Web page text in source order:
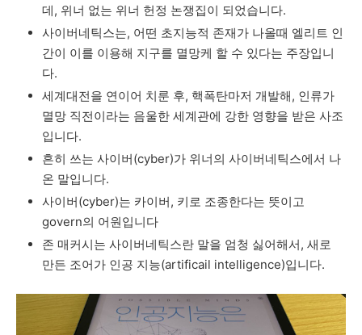
데, 위너 없는 위너 헌정 논쟁집이 되었습니다.
사이버네틱스는, 어떤 초지능적 존재가 나올때 엘리트 인
간이 이를 이용해 지구를 멸망케 할 수 있다는 주장입니
다.
세계대전을 연이어 치룬 후, 핵폭탄마저 개발해, 인류가
멸망 직전이라는 음울한 세계관에 강한 영향을 받은 사조
입니다.
흔히 쓰는 사이버(cyber)가 위너의 사이버네틱스에서 나
온 말입니다.
사이버(cyber)는 카이버, 키로 조종한다는 뜻이고
govern의 어원입니다
존 매커시는 사이버네틱스란 말을 엄청 싫어해서, 새로
만든 조어가 인공 지능(artificail intelligence)입니다.